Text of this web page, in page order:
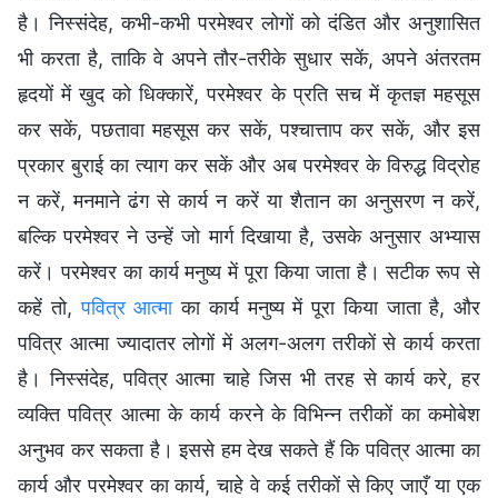
है। निस्संदेह, कभी-कभी परमेश्वर लोगों को दंडित और अनुशासित
भी करता है, ताकि वे अपने तौर-तरीके सुधार सकें, अपने अंतरतम
हृदयों में खुद को धिक्कारें, परमेश्वर के प्रति सच में कृतज्ञ महसूस
कर सकें, पछतावा महसूस कर सकें, पश्चात्ताप कर सकें, और इस
प्रकार बुराई का त्याग कर सकें और अब परमेश्वर के विरुद्ध विद्रोह
न करें, मनमाने ढंग से कार्य न करें या शैतान का अनुसरण न करें,
बल्कि परमेश्वर ने उन्हें जो मार्ग दिखाया है, उसके अनुसार अभ्यास
करें। परमेश्वर का कार्य मनुष्य में पूरा किया जाता है। सटीक रूप से
कहें तो,पवित्र आत्माका कार्य मनुष्य में पूरा किया जाता है, और
पवित्र आत्मा ज्यादातर लोगों में अलग-अलग तरीकों से कार्य करता
है। निस्संदेह, पवित्र आत्मा चाहे जिस भी तरह से कार्य करे, हर
व्यक्ति पवित्र आत्मा के कार्य करने के विभिन्न तरीकों का कमोबेश
अनुभव कर सकता है। इससे हम देख सकते हैं कि पवित्र आत्मा का
कार्य और परमेश्वर का कार्य, चाहे वे कई तरीकों से किए जाएँ या एक